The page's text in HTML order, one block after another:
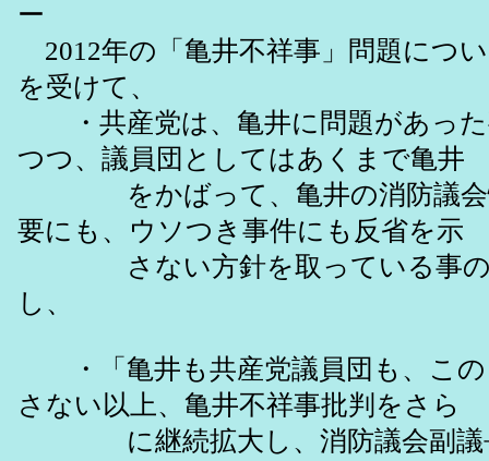
ー
2012年の「亀井不祥事」問題につ
を受けて、
・共産党は、亀井に問題があった
つつ、議員団としてはあくまで亀井
をかばって、亀井の消防議会
要にも、ウソつき事件にも反省を示
さない方針を取っている事の
し、
・「亀井も共産党議員団も、この
さない以上、亀井不祥事批判をさら
に継続拡大し、消防議会副議